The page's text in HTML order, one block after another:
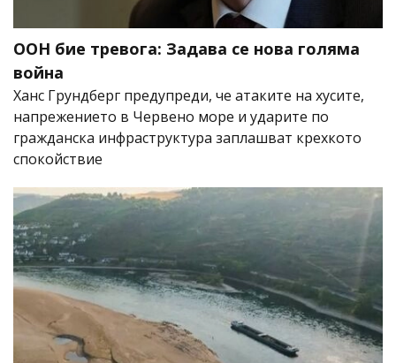
ООН бие тревога: Задава се нова голяма
война
Ханс Грундберг предупреди, че атаките на хусите,
напрежението в Червено море и ударите по
гражданска инфраструктура заплашват крехкото
спокойствие